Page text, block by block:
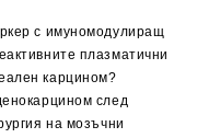
с имуномодулиращ
плазматични
карцином?
след
на мозъчни